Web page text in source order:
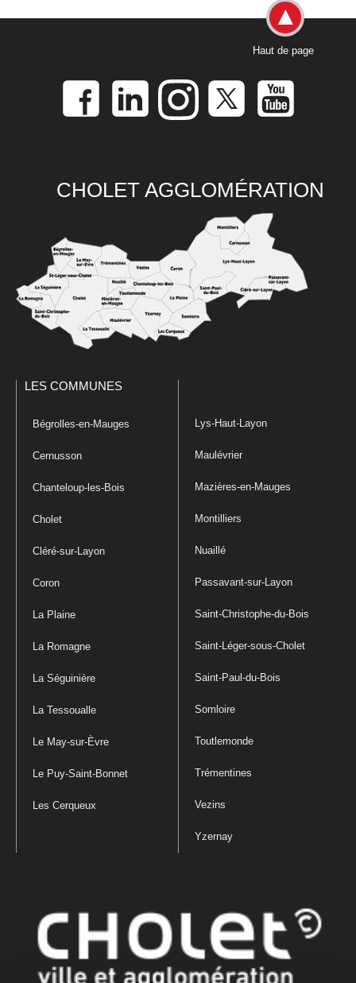
Haut de page
CHOLET AGGLOMÉRATION
LES COMMUNES
Bégrolles-en-Mauges
Cernusson
Chanteloup-les-Bois
Cholet
Cléré-sur-Layon
Coron
La Plaine
La Romagne
La Séguinière
La Tessoualle
Le May-sur-Èvre
Le Puy-Saint-Bonnet
Les Cerqueux
Lys-Haut-Layon
Maulévrier
Mazières-en-Mauges
Montilliers
Nuaillé
Passavant-sur-Layon
Saint-Christophe-du-Bois
Saint-Léger-sous-Cholet
Saint-Paul-du-Bois
Somloire
Toutlemonde
Trémentines
Vezins
Yzernay